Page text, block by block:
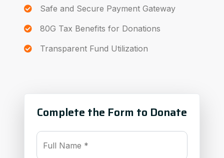
Safe and Secure Payment Gateway
80G Tax Benefits for Donations
Transparent Fund Utilization
Complete the Form to Donate
Full Name *